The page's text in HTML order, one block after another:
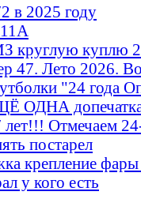
в 2025 году
круглую куплю
47. Лето 2026.
"24 года
ОДНА
Отмечаем
постарел
крепление фары
у кого есть